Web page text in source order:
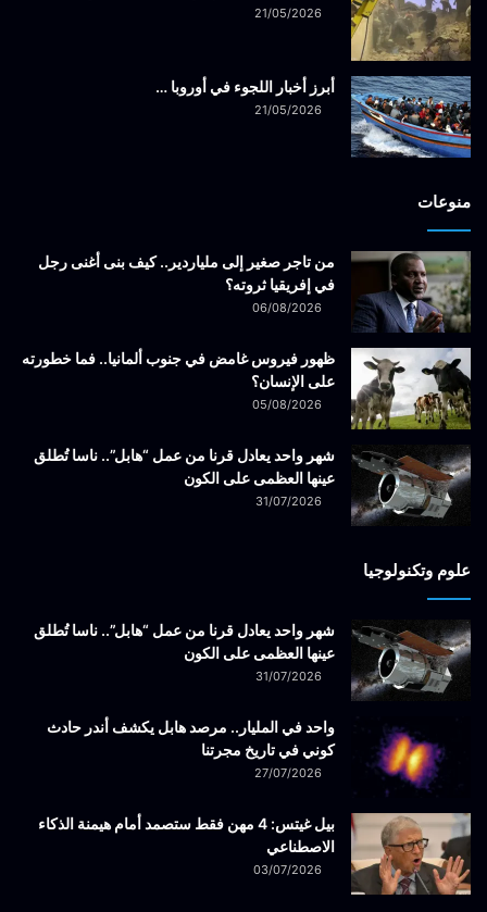
21/05/2026
أبرز أخبار اللجوء في أوروبا …
21/05/2026
منوعات
من تاجر صغير إلى ملياردير.. كيف بنى أغنى رجل
في إفريقيا ثروته؟
06/08/2026
ظهور فيروس غامض في جنوب ألمانيا.. فما خطورته
على الإنسان؟
05/08/2026
شهر واحد يعادل قرنا من عمل “هابل”.. ناسا تُطلق
عينها العظمى على الكون
31/07/2026
علوم وتكنولوجيا
شهر واحد يعادل قرنا من عمل “هابل”.. ناسا تُطلق
عينها العظمى على الكون
31/07/2026
واحد في المليار.. مرصد هابل يكشف أندر حادث
كوني في تاريخ مجرتنا
27/07/2026
بيل غيتس: 4 مهن فقط ستصمد أمام هيمنة الذكاء
الاصطناعي
03/07/2026